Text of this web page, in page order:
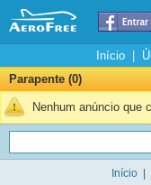
Início|
Parapente (0)
Nenhum anúncio que
Início